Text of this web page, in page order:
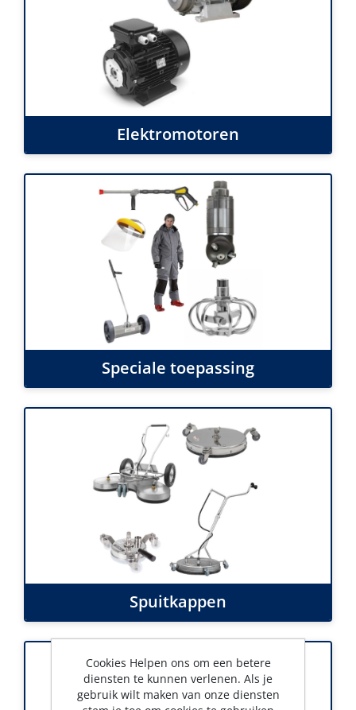
Elektromotoren
Speciale toepassing
Spuitkappen
Cookies Helpen ons om een betere
diensten te kunnen verlenen. Als je
gebruik wilt maken van onze diensten